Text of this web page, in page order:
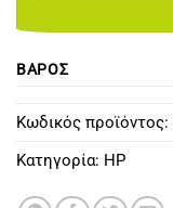
ΒΆΡΟΣ
Κωδικός προϊόντος:
Κατηγορία: HP